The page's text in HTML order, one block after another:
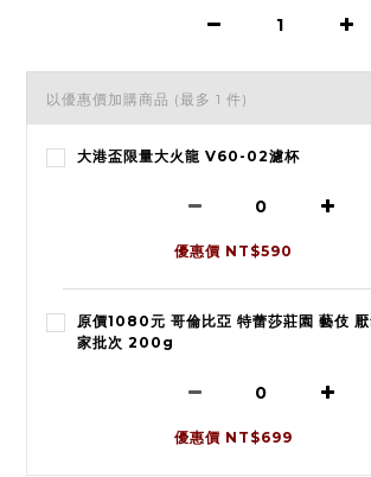
以優惠價加購商品 (最多 1 件)
大港盃限量大火龍 V60-02濾杯
優惠價 NT$590
原價1080元 哥倫比亞 特蕾莎莊園 藝伎
家批次 200g
優惠價 NT$699